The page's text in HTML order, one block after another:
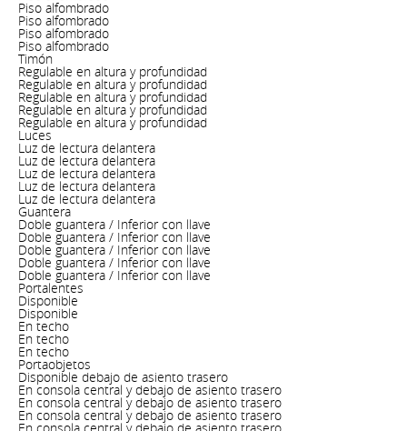
Piso alfombrado
Piso alfombrado
Piso alfombrado
Piso alfombrado
Timón
Regulable en altura y profundidad
Regulable en altura y profundidad
Regulable en altura y profundidad
Regulable en altura y profundidad
Regulable en altura y profundidad
Luces
Luz de lectura delantera
Luz de lectura delantera
Luz de lectura delantera
Luz de lectura delantera
Luz de lectura delantera
Guantera
Doble guantera / Inferior con llave
Doble guantera / Inferior con llave
Doble guantera / Inferior con llave
Doble guantera / Inferior con llave
Doble guantera / Inferior con llave
Portalentes
Disponible
Disponible
En techo
En techo
En techo
Portaobjetos
Disponible debajo de asiento trasero
En consola central y debajo de asiento trasero
En consola central y debajo de asiento trasero
En consola central y debajo de asiento trasero